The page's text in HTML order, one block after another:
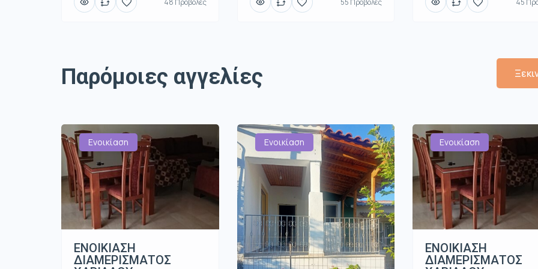
Παρόμοιες αγγελίες
Ενοικίαση
ΕΝΟΙΚΙΑΣΗ
ΔΙΑΜΕΡΙΣΜΑΤΟΣ
Ενοικίαση Ενοικίαση
ΕΝΟΙΚΙΑΣΗ
ΔΙΑΜΕΡΙΣΜΑΤΟΣ